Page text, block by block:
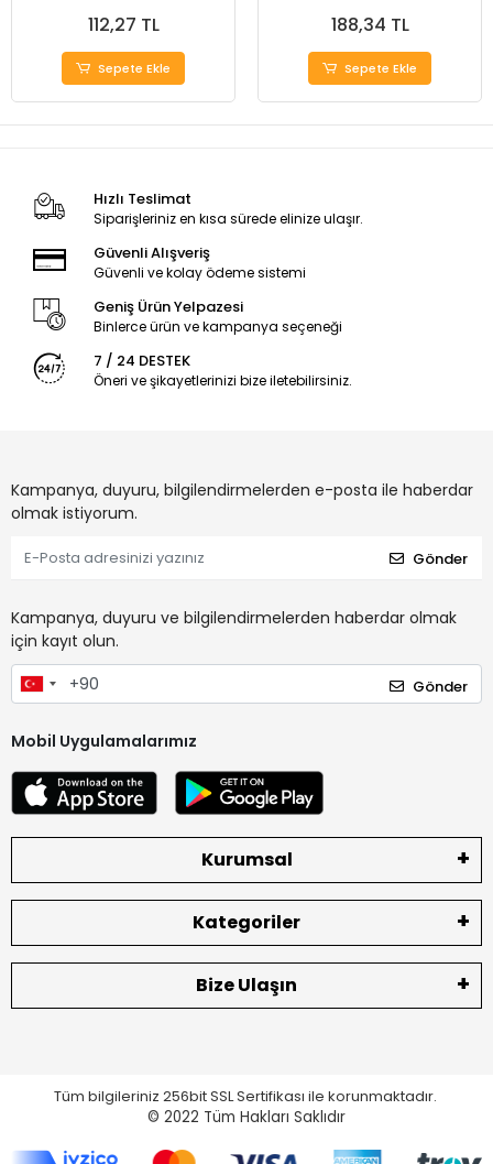
112,27 TL
Sepete Ekle
188,34 TL
Sepete Ekle
Hızlı Teslimat
Siparişleriniz en kısa sürede elinize ulaşır.
Güvenli Alışveriş
Güvenli ve kolay ödeme sistemi
Geniş Ürün Yelpazesi
Binlerce ürün ve kampanya seçeneği
7 / 24 DESTEK
Öneri ve şikayetlerinizi bize iletebilirsiniz.
Kampanya, duyuru, bilgilendirmelerden e-posta ile haberdar
olmak istiyorum.
Gönder
Kampanya, duyuru ve bilgilendirmelerden haberdar olmak
için kayıt olun.
Gönder
Mobil Uygulamalarımız
Kurumsal
Kategoriler
Bize Ulaşın
Tüm bilgileriniz 256bit SSL Sertifikası ile korunmaktadır.
© 2022 Tüm Hakları Saklıdır